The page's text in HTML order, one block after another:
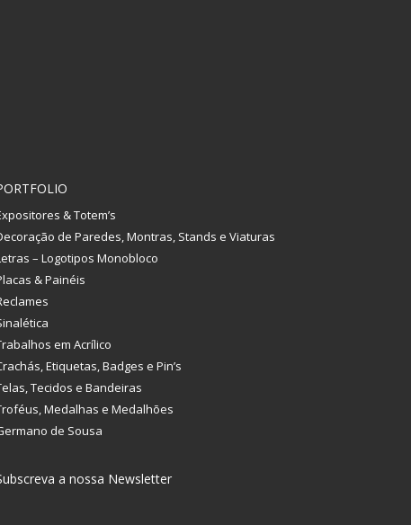
& Totem’s
de Paredes, Montras, Stands e Viaturas
– Logotipos Monobloco
& Painéis
em Acrílico
Etiquetas, Badges e Pin’s
Tecidos e Bandeiras
Medalhas e Medalhões
de Sousa
a nossa Newsletter